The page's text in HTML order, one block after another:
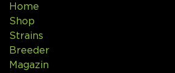
Home
Shop
Strains
Breeder
Magazin